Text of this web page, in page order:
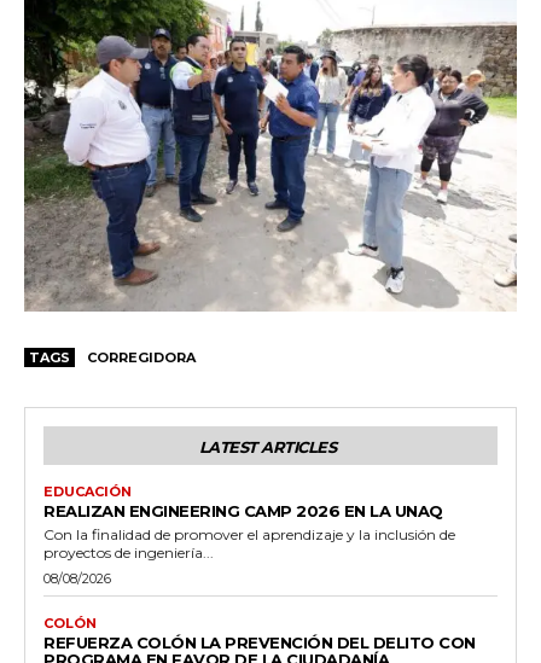
TAGS CORREGIDORA
LATEST ARTICLES
EDUCACIÓN
REALIZAN ENGINEERING CAMP 2026 EN LA UNAQ
Con la finalidad de promover el aprendizaje y la inclusión de
proyectos de ingeniería...
08/08/2026
COLÓN
REFUERZA COLÓN LA PREVENCIÓN DEL DELITO CON
PROGRAMA EN FAVOR DE LA CIUDADANÍA